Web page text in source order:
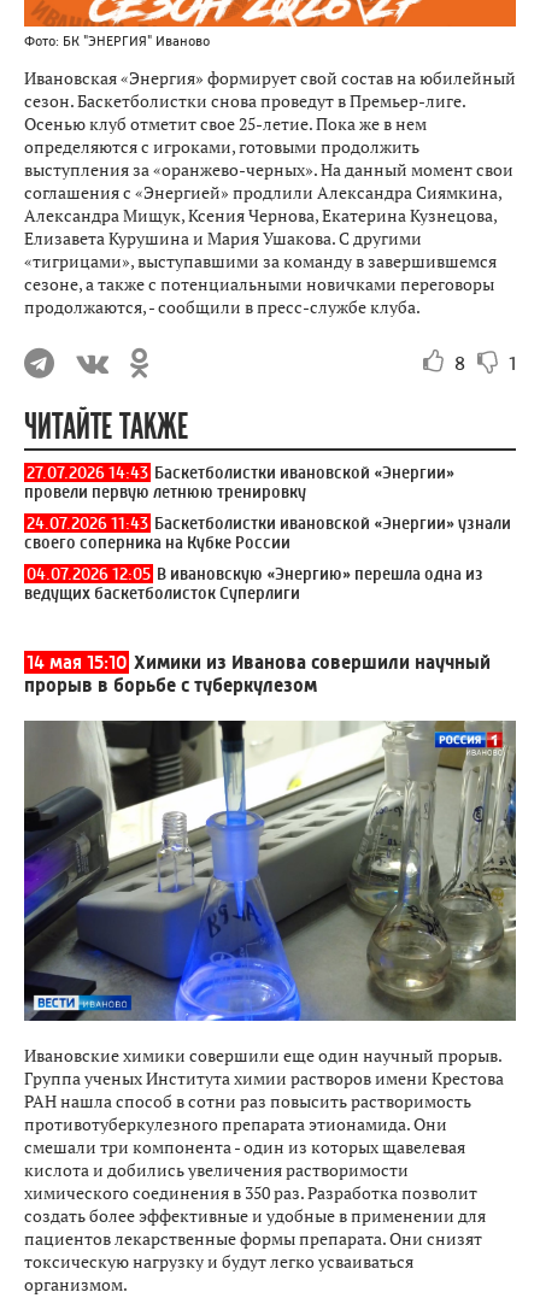
Фото: БК "ЭНЕРГИЯ" Иваново
Ивановская «Энергия» формирует свой состав на юбилейный
сезон. Баскетболистки снова проведут в Премьер-лиге.
Осенью клуб отметит свое 25-летие. Пока же в нем
определяются с игроками, готовыми продолжить
выступления за «оранжево-черных». На данный момент свои
соглашения с «Энергией» продлили Александра Сиямкина,
Александра Мищук, Ксения Чернова, Екатерина Кузнецова,
Елизавета Курушина и Мария Ушакова. С другими
«тигрицами», выступавшими за команду в завершившемся
сезоне, а также с потенциальными новичками переговоры
продолжаются, - сообщили в пресс-службе клуба.
8 1
ЧИТАЙТЕ ТАКЖЕ
27.07.2026 14:43 Баскетболистки ивановской «Энергии»
провели первую летнюю тренировку
24.07.2026 11:43 Баскетболистки ивановской «Энергии» узнали
своего соперника на Кубке России
04.07.2026 12:05 В ивановскую «Энергию» перешла одна из
ведущих баскетболисток Суперлиги
14 мая 15:10 Химики из Иванова совершили научный
прорыв в борьбе с туберкулезом
Ивановские химики совершили еще один научный прорыв.
Группа ученых Института химии растворов имени Крестова
РАН нашла способ в сотни раз повысить растворимость
противотуберкулезного препарата этионамида. Они
смешали три компонента - один из которых щавелевая
кислота и добились увеличения растворимости
химического соединения в 350 раз. Разработка позволит
создать более эффективные и удобные в применении для
пациентов лекарственные формы препарата. Они снизят
токсическую нагрузку и будут легко усваиваться
организмом.